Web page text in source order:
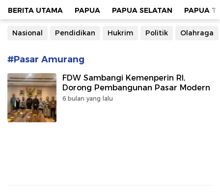
BERITA UTAMA PAPUA PAPUA SELATAN PAPUA
Nasional Pendidikan Hukrim Politik Olahraga
#Pasar Amurang
FDW Sambangi Kemenperin RI,
Dorong Pembangunan Pasar Modern
6 bulan yang lalu